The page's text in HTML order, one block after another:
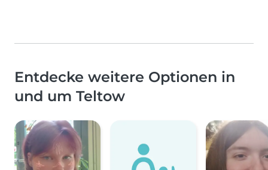
Entdecke weitere Optionen in
und um Teltow